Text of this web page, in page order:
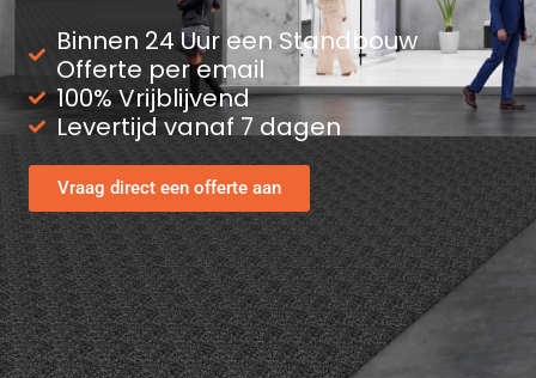
Binnen 24 Uur een Standbouw
Offerte per email
100% Vrijblijvend
Levertijd vanaf 7 dagen
Vraag direct een offerte aan